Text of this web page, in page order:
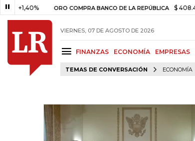
ORO COMPRA BANCO DE LA REPÚBLICA $ 408.498,97
VIERNES, 07 DE AGOSTO DE 2026
FINANZAS ECONOMÍA EMPRESAS
TEMAS DE CONVERSACIÓN ECONOMÍA